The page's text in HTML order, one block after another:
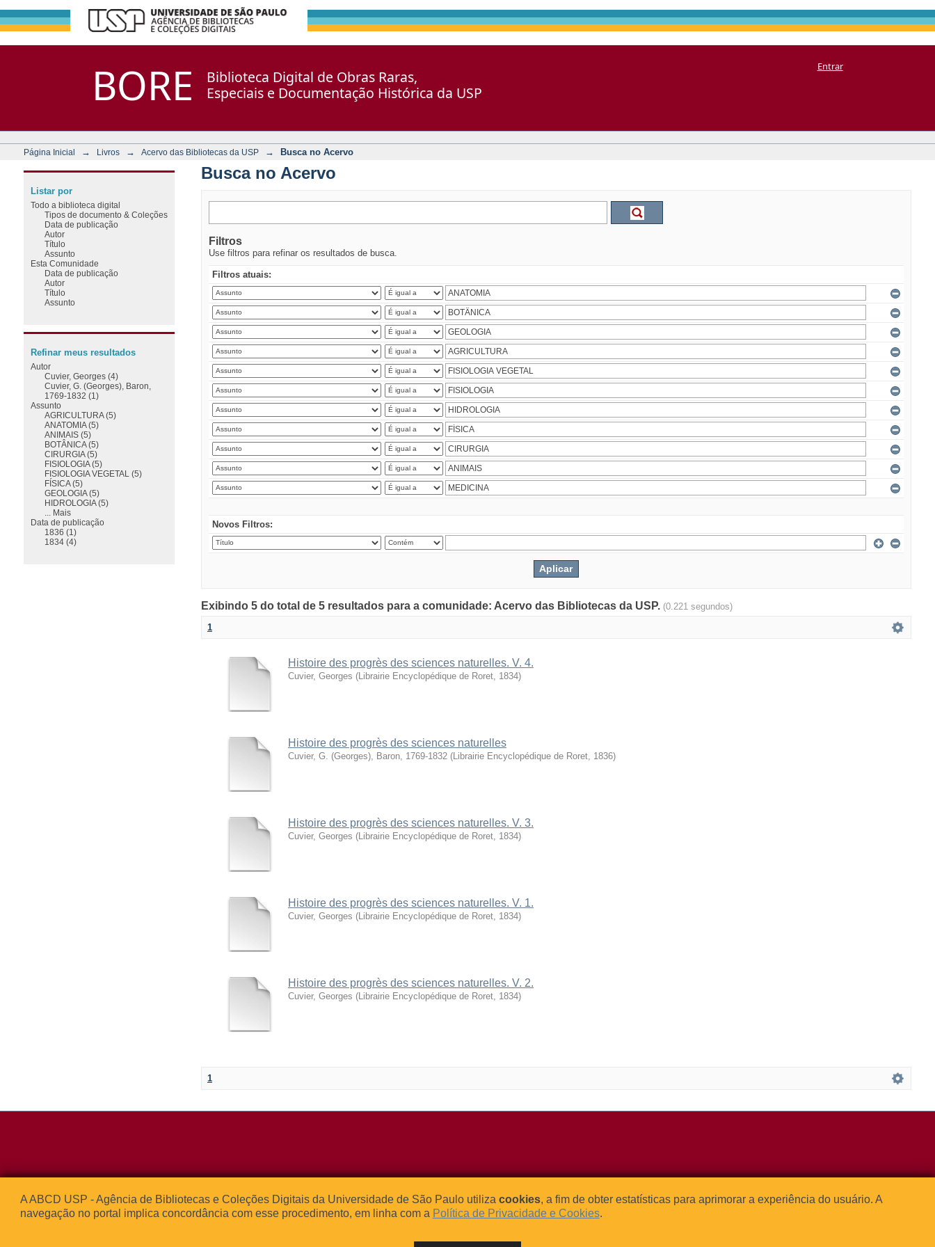
BORE
Biblioteca Digital de Obras Raras,
Especiais e Documentação Histórica da USP
Entrar
Página Inicial → Livros → Acervo das Bibliotecas da USP → Busca no Acervo
Busca no Acervo
Filtros
Use filtros para refinar os resultados de busca.
Filtros atuais:
Novos Filtros:
Exibindo 5 do total de 5 resultados para a comunidade: Acervo das Bibliotecas da USP. (0.221 segundos)
1
Histoire des progrès des sciences naturelles. V. 4.
Cuvier, Georges (Librairie Encyclopédique de Roret, 1834)
Histoire des progrès des sciences naturelles
Cuvier, G. (Georges), Baron, 1769-1832 (Librairie Encyclopédique de Roret, 1836)
Histoire des progrès des sciences naturelles. V. 3.
Cuvier, Georges (Librairie Encyclopédique de Roret, 1834)
Histoire des progrès des sciences naturelles. V. 1.
Cuvier, Georges (Librairie Encyclopédique de Roret, 1834)
Histoire des progrès des sciences naturelles. V. 2.
Cuvier, Georges (Librairie Encyclopédique de Roret, 1834)
1
Listar por
Todo a biblioteca digital
Tipos de documento & Coleções
Data de publicação
Autor
Título
Assunto
Esta Comunidade
Data de publicação
Autor
Título
Assunto
Refinar meus resultados
Autor
Cuvier, Georges (4)
Cuvier, G. (Georges), Baron,
1769-1832 (1)
Assunto
AGRICULTURA (5)
ANATOMIA (5)
ANIMAIS (5)
BOTÂNICA (5)
CIRURGIA (5)
FISIOLOGIA (5)
FISIOLOGIA VEGETAL (5)
FÍSICA (5)
GEOLOGIA (5)
HIDROLOGIA (5)
... Mais
Data de publicação
1836 (1)
1834 (4)
Rua da Praça do Relógio, 109 – Bloco L
05508-050 – Cidade Universitária
São Paulo, SP – Brasil
Tel: (0xx11) 3091-4195 / (0xx11) 3091-1541
Fax: (0xx11) 3091-1567
E-mail:atendimento@abcd.usp.br
  
A ABCD USP - Agência de Bibliotecas e Coleções Digitais da Universidade de São Paulo utiliza cookies, a fim de obter estatísticas para aprimorar a experiência do usuário. A
navegação no portal implica concordância com esse procedimento, em linha com a Política de Privacidade e Cookies.